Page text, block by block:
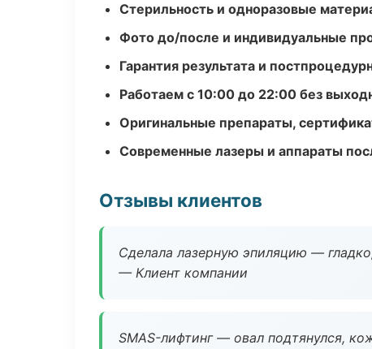
Стерильность и одноразовые
Фото до/после и индивидуальные
Гарантия результата и
Работаем с 10:00 до 22:00 без
Оригинальные препараты,
Современные лазеры и аппараты
Отзывы клиентов
Сделала лазерную эпиляцию —
— Клиент компании
SMAS-лифтинг — овал подтянулся,